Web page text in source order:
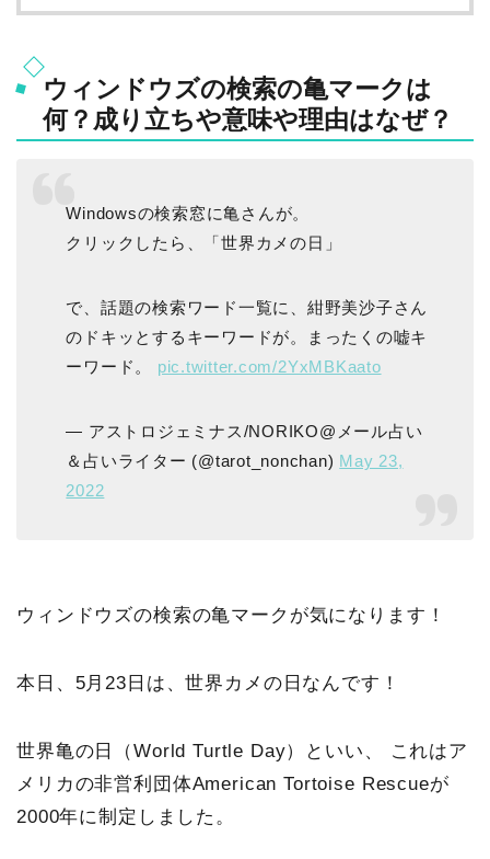
ウィンドウズの検索の亀マークは
何？成り立ちや意味や理由はなぜ？
Windowsの検索窓に亀さんが。
クリックしたら、「世界カメの日」
で、話題の検索ワード一覧に、紺野美沙子さん
のドキッとするキーワードが。まったくの嘘キ
ーワード。 pic.twitter.com/2YxMBKaato
— アストロジェミナス/NORIKO@メール占い
＆占いライター (@tarot_nonchan) May 23,
2022
ウィンドウズの検索の亀マークが気になります！
本日、5月23日は、世界カメの日なんです！
世界亀の日（World Turtle Day）といい、 これはア
メリカの非営利団体American Tortoise Rescueが
2000年に制定しました。